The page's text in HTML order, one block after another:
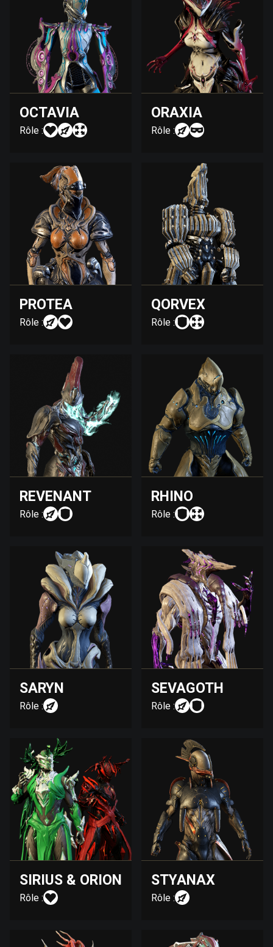
OCTAVIA
Rôle :
ORAXIA
Rôle :
PROTEA
Rôle :
QORVEX
Rôle :
REVENANT
Rôle :
RHINO
Rôle :
SARYN
Rôle :
SEVAGOTH
Rôle :
SIRIUS & ORION
Rôle :
STYANAX
Rôle :